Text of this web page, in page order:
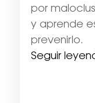
por
y aprende
prevenirlo.
Seguir